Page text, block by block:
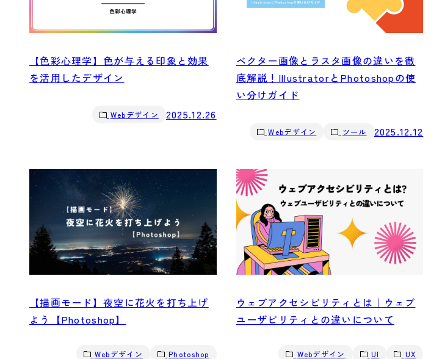
【色彩心理学】色が与える印象と効果
を活用したデザイン
Webデザイン 2025.12.26
ベクター画像とラスタ画像の違いを徹
底解説！IllustratorとPhotoshopの使
い分けガイド
Webデザイン ツール 2025.12.12
【描画モード】夜空に花火を打ち上げ
よう【Photoshop】
Webデザイン Photoshop
ウェブアクセシビリティとは｜ウェブ
ユーザビリティとの違いについて
Webデザイン UI UX